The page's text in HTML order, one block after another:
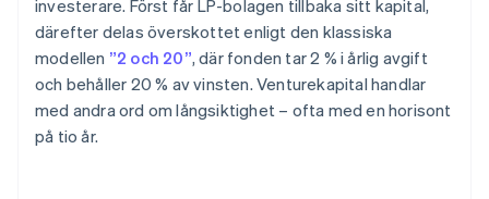
investerare. Först får LP-bolagen tillbaka sitt kapital,
därefter delas överskottet enligt den klassiska
modellen ”2 och 20”, där fonden tar 2 % i årlig avgift
och behåller 20 % av vinsten. Venturekapital handlar
med andra ord om långsiktighet – ofta med en horisont
på tio år.